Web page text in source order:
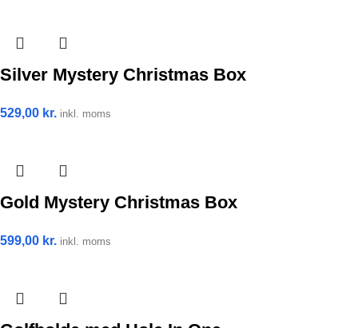
Silver Mystery Christmas Box
529,00 kr. inkl. moms
Gold Mystery Christmas Box
599,00 kr. inkl. moms